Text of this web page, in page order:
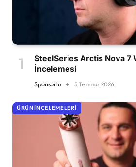
SteelSeries Arctis Nova 7
İncelemesi
Sponsorlu 5 Temmuz 2026
ÜRÜN İNCELEMELERI